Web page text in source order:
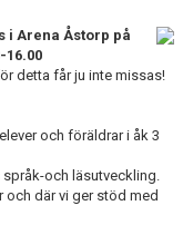
i Arena Åstorp på
16.00
detta får ju inte missas!
och föräldrar i åk 3
och läsutveckling.
och där vi ger stöd med